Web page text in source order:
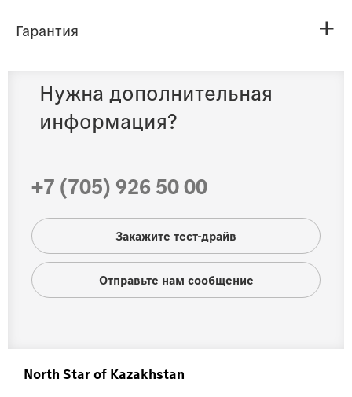
Нужна дополнительная
информация?
+7 (705) 926 50 00
Закажите тест-драйв
Отправьте нам сообщение
Гарантия
North Star of Kazakhstan